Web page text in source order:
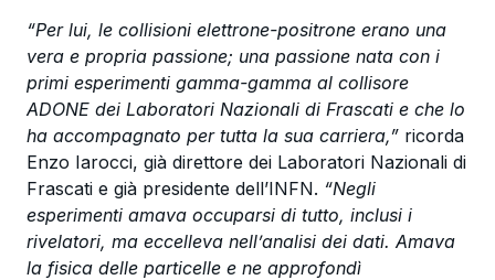
“Per lui, le collisioni elettrone-positrone erano una
vera e propria passione; una passione nata con i
primi esperimenti gamma-gamma al collisore
ADONE dei Laboratori Nazionali di Frascati e che lo
ha accompagnato per tutta la sua carriera,”ricorda
Enzo Iarocci, già direttore dei Laboratori Nazionali di
Frascati e già presidente dell’INFN. “Negli
esperimenti amava occuparsi di tutto, inclusi i
rivelatori, ma eccelleva nell’analisi dei dati. Amava
la fisica delle particelle e ne approfondì